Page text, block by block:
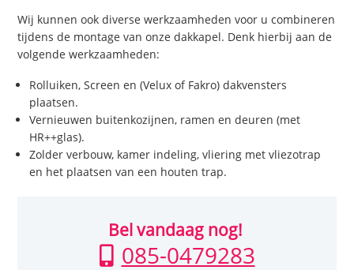
Wij kunnen ook diverse werkzaamheden voor u combineren
tijdens de montage van onze dakkapel. Denk hierbij aan de
volgende werkzaamheden:
Rolluiken, Screen en (Velux of Fakro) dakvensters
plaatsen.
Vernieuwen buitenkozijnen, ramen en deuren (met
HR++glas).
Zolder verbouw, kamer indeling, vliering met vliezotrap
en het plaatsen van een houten trap.
Bel vandaag nog!
085-0479283